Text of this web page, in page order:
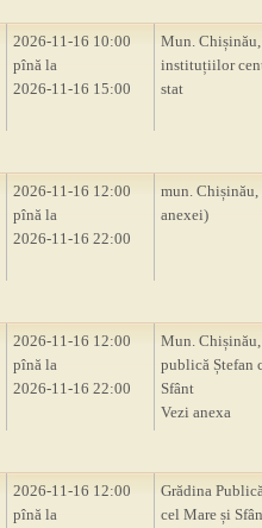
2026-11-16 10:00
pînă la
2026-11-16 15:00
Mun.
instituțiilor
stat
2026-11-16 12:00
pînă la
2026-11-16 22:00
mun.
anexei)
2026-11-16 12:00
pînă la
2026-11-16 22:00
Mun.
publică Ștefan
Sfânt
Vezi anexa
2026-11-16 12:00
pînă la
Grădina
cel Mare și